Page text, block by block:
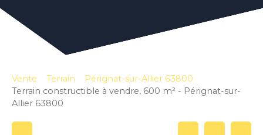
Vente Terrain
Pérignat-sur-Allier 63800
Terrain constructible à vendre, 600 m² - Pérignat-sur-
Allier 63800